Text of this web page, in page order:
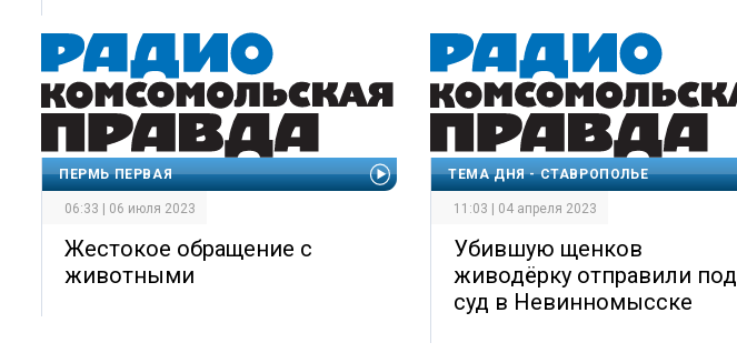
ПЕРМЬ ПЕРВАЯ
06:33 | 06 июля 2023
Жестокое обращение с
животными
ТЕМА ДНЯ - СТАВРОПОЛЬЕ
11:03 | 04 апреля 2023
Убившую щенков
живодёрку отправили под
суд в Невинномысске